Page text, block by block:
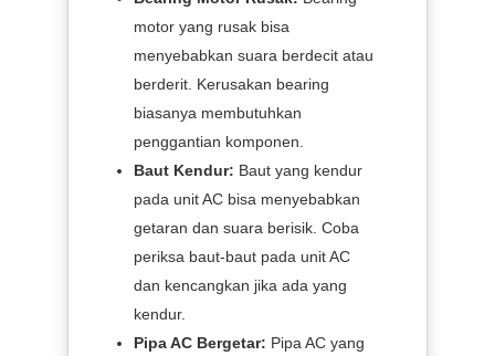
motor yang rusak bisa
menyebabkan suara berdecit atau
berderit. Kerusakan bearing
biasanya membutuhkan
penggantian komponen.
Baut Kendur: Baut yang kendur
pada unit AC bisa menyebabkan
getaran dan suara berisik. Coba
periksa baut-baut pada unit AC
dan kencangkan jika ada yang
kendur.
Pipa AC Bergetar: Pipa AC yang